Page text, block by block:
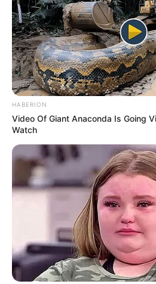
HABERION
Video Of Giant Anaconda Is Going
Watch